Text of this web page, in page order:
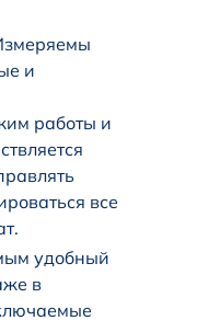
и
работы и
все
удобный
в